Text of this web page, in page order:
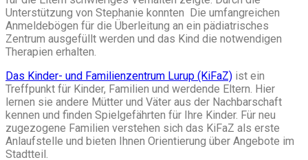
Unterstützung von Stephanie konnten Die umfangreichen
Anmeldebögen für die Überleitung an ein pädiatrisches
Zentrum ausgefüllt werden und das Kind die notwendigen
Therapien erhalten.
Das Kinder- und Familienzentrum Lurup (KiFaZ) ist ein
Treffpunkt für Kinder, Familien und werdende Eltern. Hier
lernen sie andere Mütter und Väter aus der Nachbarschaft
kennen und finden Spielgefährten für Ihre Kinder. Für neu
zugezogene Familien verstehen sich das KiFaZ als erste
Anlaufstelle und bieten Ihnen Orientierung über Angebote im
Stadtteil.